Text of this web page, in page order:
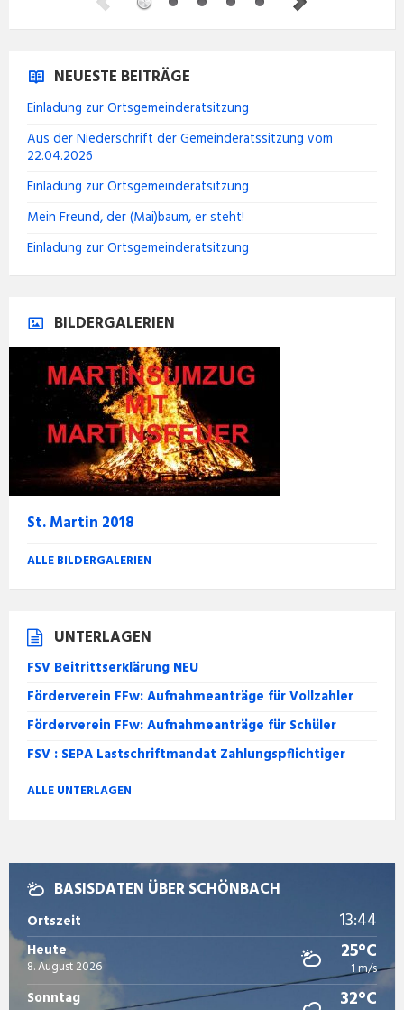
BASISDATEN ÜBER SCHÖNBACH
Ortszeit 13:44
Heute
8. August 2026
25°C
1 m/s
Sonntag 32°C
NEUESTE BEITRÄGE
Einladung zur Ortsgemeinderatsitzung
Aus der Niederschrift der Gemeinderatssitzung vom
22.04.2026
Einladung zur Ortsgemeinderatsitzung
Mein Freund, der (Mai)baum, er steht!
Einladung zur Ortsgemeinderatsitzung
BILDERGALERIEN
St. Martin 2018
ALLE BILDERGALERIEN
UNTERLAGEN
FSV Beitrittserklärung NEU
Förderverein FFw: Aufnahmeanträge für Vollzahler
Förderverein FFw: Aufnahmeanträge für Schüler
FSV : SEPA Lastschriftmandat Zahlungspflichtiger
ALLE UNTERLAGEN